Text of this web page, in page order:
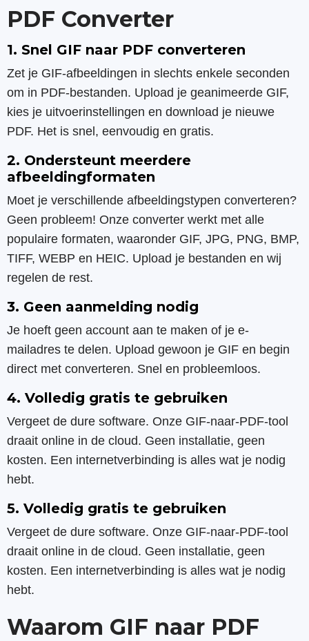
PDF Converter
1. Snel GIF naar PDF converteren
Zet je GIF-afbeeldingen in slechts enkele seconden
om in PDF-bestanden. Upload je geanimeerde GIF,
kies je uitvoerinstellingen en download je nieuwe
PDF. Het is snel, eenvoudig en gratis.
2. Ondersteunt meerdere
afbeeldingformaten
Moet je verschillende afbeeldingstypen converteren?
Geen probleem! Onze converter werkt met alle
populaire formaten, waaronder GIF, JPG, PNG, BMP,
TIFF, WEBP en HEIC. Upload je bestanden en wij
regelen de rest.
3. Geen aanmelding nodig
Je hoeft geen account aan te maken of je e-
mailadres te delen. Upload gewoon je GIF en begin
direct met converteren. Snel en probleemloos.
4. Volledig gratis te gebruiken
Vergeet de dure software. Onze GIF-naar-PDF-tool
draait online in de cloud. Geen installatie, geen
kosten. Een internetverbinding is alles wat je nodig
hebt.
5. Volledig gratis te gebruiken
Vergeet de dure software. Onze GIF-naar-PDF-tool
draait online in de cloud. Geen installatie, geen
kosten. Een internetverbinding is alles wat je nodig
hebt.
Waarom GIF naar PDF